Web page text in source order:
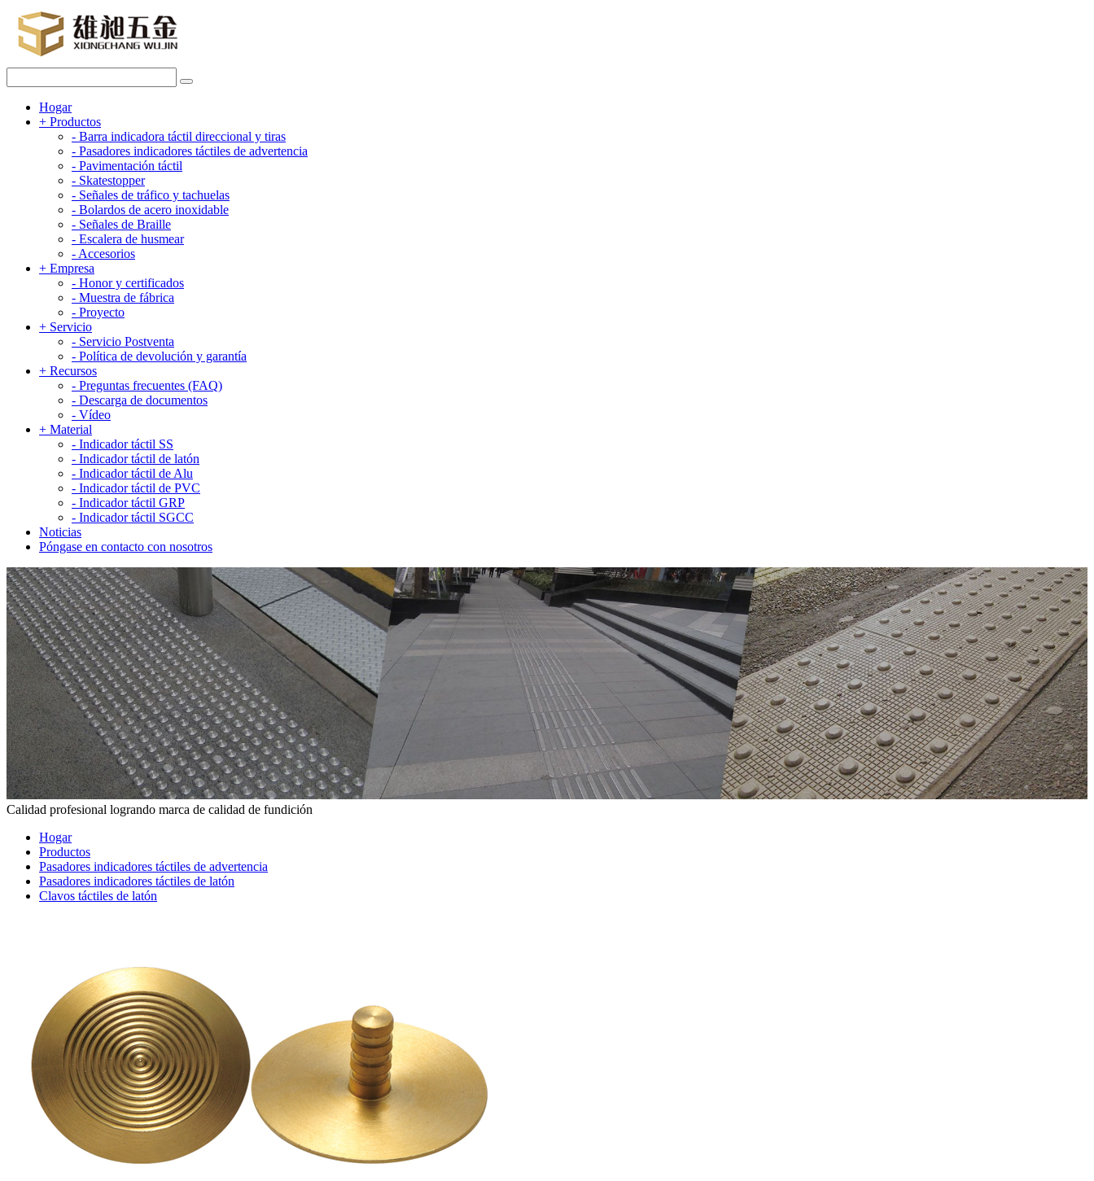
Hogar
+ Productos
- Barra indicadora táctil direccional y tiras
- Pasadores indicadores táctiles de advertencia
- Pavimentación táctil
- Skatestopper
- Señales de tráfico y tachuelas
- Bolardos de acero inoxidable
- Señales de Braille
- Escalera de husmear
- Accesorios
+ Empresa
- Honor y certificados
- Muestra de fábrica
- Proyecto
+ Servicio
- Servicio Postventa
- Política de devolución y garantía
+ Recursos
- Preguntas frecuentes (FAQ)
- Descarga de documentos
- Vídeo
+ Material
- Indicador táctil SS
- Indicador táctil de latón
- Indicador táctil de Alu
- Indicador táctil de PVC
- Indicador táctil GRP
- Indicador táctil SGCC
Noticias
Póngase en contacto con nosotros
Calidad profesional logrando marca de calidad de fundición
Hogar
Productos
Pasadores indicadores táctiles de advertencia
Pasadores indicadores táctiles de latón
Clavos táctiles de latón